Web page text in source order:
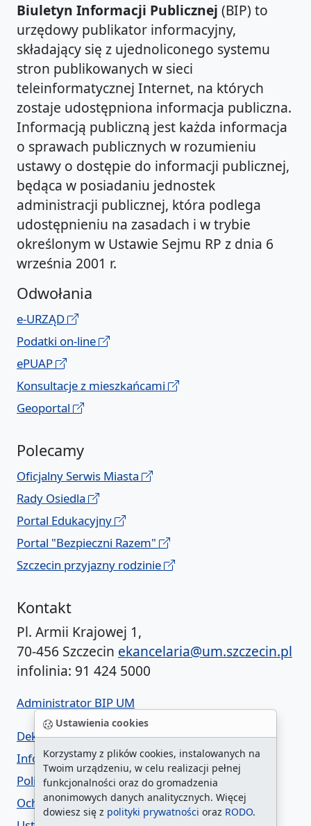
Ustawienia cookies
Korzystamy z plików cookies, instalowanych na
Twoim urządzeniu, w celu realizacji pełnej
funkcjonalności oraz do gromadzenia
anonimowych danych analitycznych. Więcej
dowiesz się z polityki prywatności oraz RODO.
Biuletyn Informacji Publicznej (BIP) to
urzędowy publikator informacyjny,
składający się z ujednoliconego systemu
stron publikowanych w sieci
teleinformatycznej Internet, na których
zostaje udostępniona informacja publiczna.
Informacją publiczną jest każda informacja
o sprawach publicznych w rozumieniu
ustawy o dostępie do informacji publicznej,
będąca w posiadaniu jednostek
administracji publicznej, która podlega
udostępnieniu na zasadach i w trybie
określonym w Ustawie Sejmu RP z dnia 6
września 2001 r.
Odwołania
e-URZĄD
Podatki on-line
ePUAP
Konsultacje z mieszkańcami
Geoportal
Polecamy
Oficjalny Serwis Miasta
Rady Osiedla
Portal Edukacyjny
Portal "Bezpieczni Razem"
Szczecin przyjazny rodzinie
Kontakt
Pl. Armii Krajowej 1,
70-456 Szczecin ekancelaria@um.szczecin.pl
infolinia: 91 424 5000
Administrator BIP UM
Deklaracja dostępności
Informacja o urzędzie w ETR
Polityka prywatności
Ochrona danych osobowych